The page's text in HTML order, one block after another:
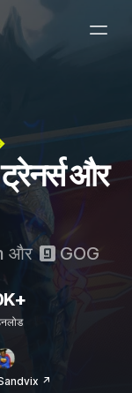
और
और GOG
Sandvix ↗